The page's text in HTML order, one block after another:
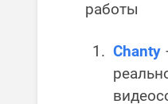
работы
Chanty